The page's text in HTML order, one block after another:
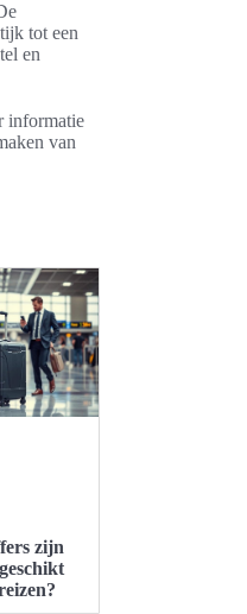
tot een
en
informatie
van
zijn